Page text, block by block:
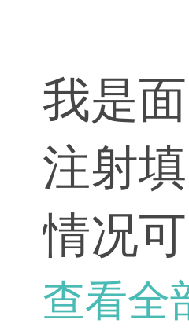
我是
注射
情况
为面
查看全